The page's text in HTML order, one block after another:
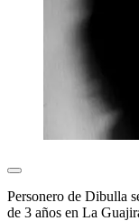
Personero de Dibulla
de 3 años en La